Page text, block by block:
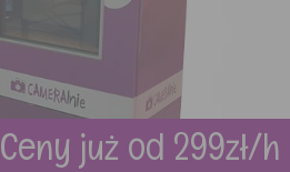
Ceny już od 299zł/h